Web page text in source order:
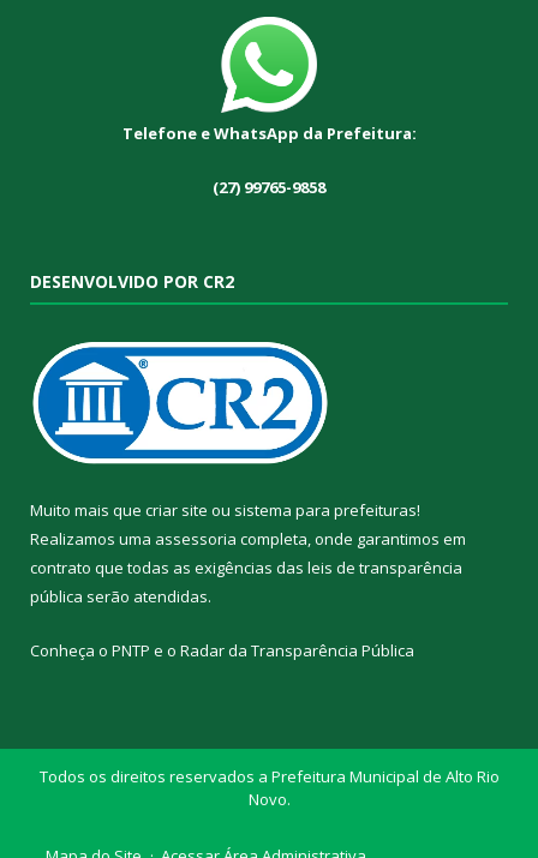
Telefone e WhatsApp da Prefeitura:
(27) 99765-9858
DESENVOLVIDO POR CR2
Muito mais que criar site ou sistema para prefeituras!
Realizamos uma assessoria completa, onde garantimos em
contrato que todas as exigências das leis de transparência
pública serão atendidas.
Conheça o PNTP e o Radar da Transparência Pública
Todos os direitos reservados a Prefeitura Municipal de Alto Rio
Novo.